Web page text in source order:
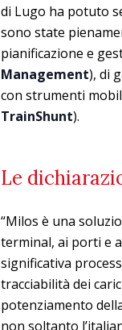
di Lugo ha potuto
sono state
pianificazione e
Management), di
con strumenti
TrainShunt).
Le
“Milos è una
terminal, ai porti e
significativa
tracciabilità dei
potenziamento
non soltanto